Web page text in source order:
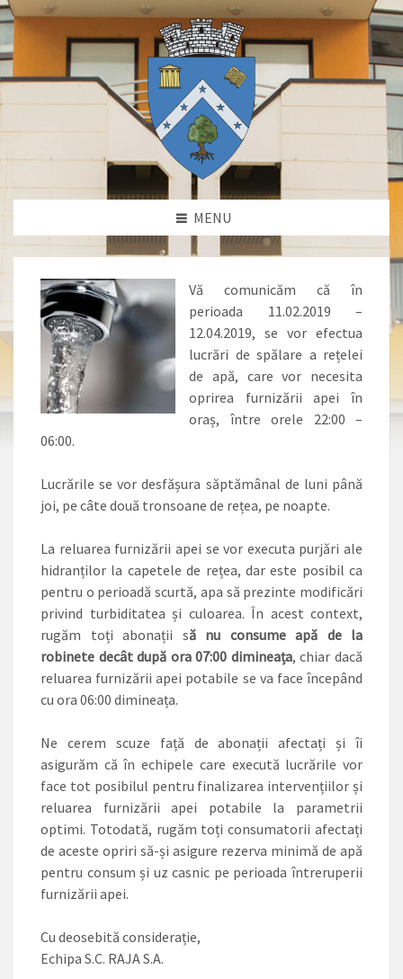
MENU
Vă comunicăm că în
perioada 11.02.2019 –
12.04.2019, se vor efectua
lucrări de spălare a rețelei
de apă, care vor necesita
oprirea furnizării apei în
oraș, între orele 22:00 –
06:00.
Lucrările se vor desfășura săptămânal de luni până
joi, pe câte două tronsoane de rețea, pe noapte.
La reluarea furnizării apei se vor executa purjări ale
hidranților la capetele de rețea, dar este posibil ca
pentru o perioadă scurtă, apa să prezinte modificări
privind turbiditatea și culoarea. În acest context,
rugăm toți abonații să nu consume apă de la
robinete decât după ora 07:00 dimineața, chiar dacă
reluarea furnizării apei potabile se va face începând
cu ora 06:00 dimineața.
Ne cerem scuze față de abonații afectați și îi
asigurăm că în echipele care execută lucrările vor
face tot posibilul pentru finalizarea intervențiilor și
reluarea furnizării apei potabile la parametrii
optimi. Totodată, rugăm toți consumatorii afectați
de aceste opriri să-și asigure rezerva minimă de apă
pentru consum și uz casnic pe perioada întreruperii
furnizării apei.
Cu deosebită considerație,
Echipa S.C. RAJA S.A.